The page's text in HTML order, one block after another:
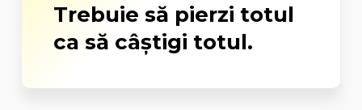
Trebuie să pierzi totul
ca să câştigi totul.